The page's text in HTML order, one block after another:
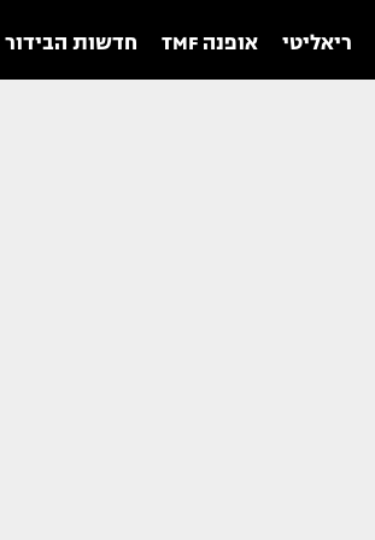
ריאליטי אופנה TMF חדשות הבידור